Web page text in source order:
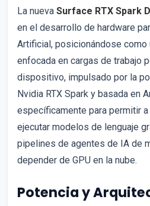
La nueva Surface RTX Spark
en el desarrollo de hardware
Artificial, posicionándose como
enfocada en cargas de trabajo
dispositivo, impulsado por la
Nvidia RTX Spark y basada en
específicamente para permitir
ejecutar modelos de lenguaje
pipelines de agentes de IA de
depender de GPU en la nube.
Potencia y